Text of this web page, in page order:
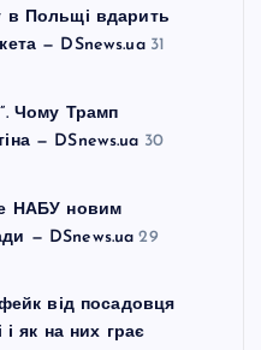
в Польщі вдарить
— DSnews.ua 31
Чому Трамп
— DSnews.ua 30
НАБУ новим
— DSnews.ua 29
фейк від посадовця
і як на них грає